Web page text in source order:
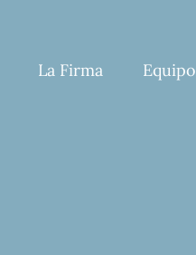
La Firma Equipo